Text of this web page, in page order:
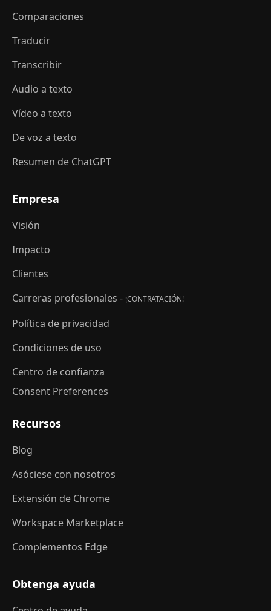
Comparaciones
Traducir
Transcribir
Audio a texto
Vídeo a texto
De voz a texto
Resumen de ChatGPT
Empresa
Visión
Impacto
Clientes
Carreras profesionales - ¡CONTRATACIÓN!
Política de privacidad
Condiciones de uso
Centro de confianza
Consent Preferences
Recursos
Blog
Asóciese con nosotros
Extensión de Chrome
Workspace Marketplace
Complementos Edge
Obtenga ayuda